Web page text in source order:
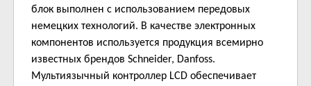
блок выполнен с использованием передовых
немецких технологий. В качестве электронных
компонентов используется продукция всемирно
известных брендов Schneider, Danfoss.
Мультиязычный контроллер LCD обеспечивает